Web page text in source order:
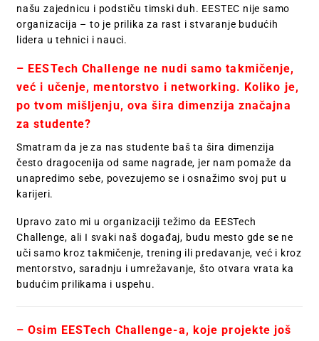
našu zajednicu i podstiču timski duh. EESTEC nije samo
organizacija – to je prilika za rast i stvaranje budućih
lidera u tehnici i nauci.
– EESTech Challenge ne nudi samo takmičenje,
već i učenje, mentorstvo i networking. Koliko je,
po tvom mišljenju, ova šira dimenzija značajna
za studente?
Smatram da je za nas studente baš ta šira dimenzija
često dragocenija od same nagrade, jer nam pomaže da
unapredimo sebe, povezujemo se i osnažimo svoj put u
karijeri.
Upravo zato mi u organizaciji težimo da EESTech
Challenge, ali I svaki naš događaj, budu mesto gde se ne
uči samo kroz takmičenje, trening ili predavanje, već i kroz
mentorstvo, saradnju i umrežavanje, što otvara vrata ka
budućim prilikama i uspehu.
– Osim EESTech Challenge-a, koje projekte još